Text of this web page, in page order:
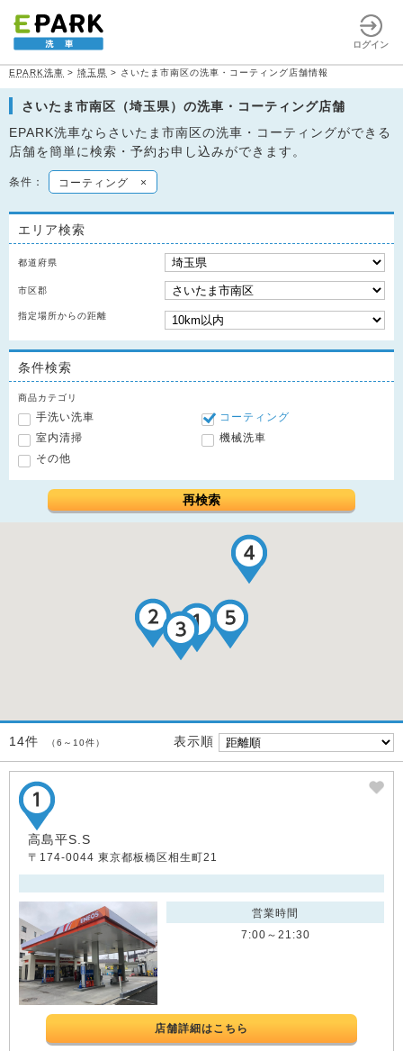
ログイン
EPARK洗車 > 埼玉県 > さいたま市南区の洗車・コーティング店舗情報
さいたま市南区（埼玉県）の洗車・コーティング店舗
EPARK洗車ならさいたま市南区の洗車・コーティングができる
店舗を簡単に検索・予約お申し込みができます。
条件： コーティング ×
エリア検索
都道府県
市区郡
指定場所からの距離
条件検索
商品カテゴリ
手洗い洗車
コーティング
室内清掃
機械洗車
その他
再検索
14件 （6～10件） 表示順
高島平S.S
〒174-0044 東京都板橋区相生町21
営業時間
7:00～21:30
店舗詳細はこちら